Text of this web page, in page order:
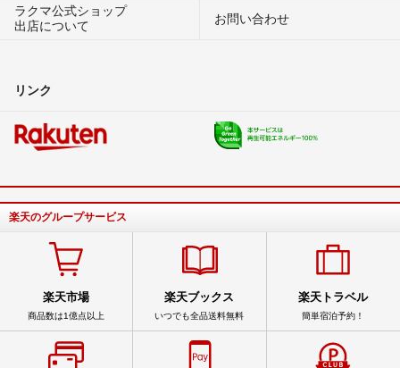
ラクマ公式ショップ
出店について
お問い合わせ
リンク
楽天のグループサービス
楽天市場
商品数は1億点以上
楽天ブックス
いつでも全品送料無料
楽天トラベル
簡単宿泊予約！